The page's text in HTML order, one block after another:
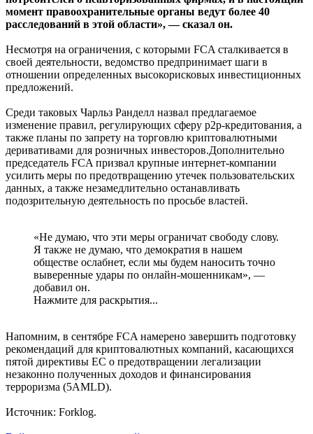
момент правоохранительные органы ведут более 40
расследований в этой области», — сказал он.
Несмотря на ограничения, с которыми FCA сталкивается в
своей деятельности, ведомство предпринимает шаги в
отношении определенных высокорисковых инвестиционных
предложений.
Среди таковых Чарльз Ранделл назвал предлагаемое
изменение правил, регулирующих сферу p2p-кредитования, а
также планы по запрету на торговлю криптовалютными
деривативами для розничных инвесторов.Дополнительно
председатель FCA призвал крупные интернет-компании
усилить меры по предотвращению утечек пользовательских
данных, а также незамедлительно останавливать
подозрительную деятельность по просьбе властей.
«Не думаю, что эти меры ограничат свободу слову.
Я также не думаю, что демократия в нашем
обществе ослабнет, если мы будем наносить точно
выверенные удары по онлайн-мошенникам», —
добавил он.
Нажмите для раскрытия...
Напомним, в сентябре FCA намерено завершить подготовку
рекомендаций для криптовалютных компаний, касающихся
пятой директивы ЕС о предотвращении легализации
незаконно полученных доходов и финансирования
терроризма (5AMLD).
Источник: Forklog.